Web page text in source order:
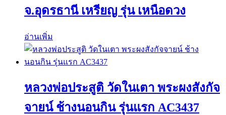
จ.อุดรธานี เหรียญ รุ่น เหนือดวง
อ่านเพิ่ม
หลวงพ่อประสูติ วัดในเตา พระผงสังกัจ
จายน์ ช้างนอนกิน รุ่นแรก AC3437